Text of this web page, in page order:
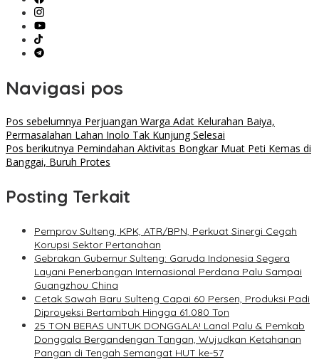
Navigasi pos
Pos sebelumnya Perjuangan Warga Adat Kelurahan Baiya,
Permasalahan Lahan Inolo Tak Kunjung Selesai
Pos berikutnya Pemindahan Aktivitas Bongkar Muat Peti Kemas di
Banggai, Buruh Protes
Posting Terkait
Pemprov Sulteng, KPK, ATR/BPN, Perkuat Sinergi Cegah
Korupsi Sektor Pertanahan
Gebrakan Gubernur Sulteng: Garuda Indonesia Segera
Layani Penerbangan Internasional Perdana Palu Sampai
Guangzhou China
Cetak Sawah Baru Sulteng Capai 60 Persen, Produksi Padi
Diproyeksi Bertambah Hingga 61.080 Ton
25 TON BERAS UNTUK DONGGALA! Lanal Palu & Pemkab
Donggala Bergandengan Tangan, Wujudkan Ketahanan
Pangan di Tengah Semangat HUT ke-57